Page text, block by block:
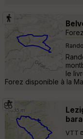
Forez
le
Forez disponible à la
VTT